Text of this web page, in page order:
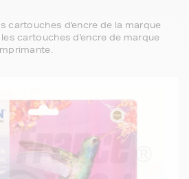
cartouches d'encre de la marque
cartouches d'encre de marque